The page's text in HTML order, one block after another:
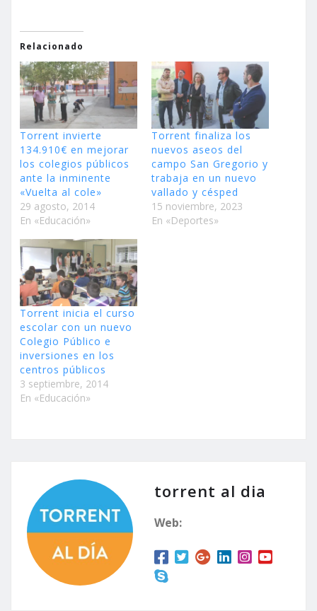
Relacionado
Torrent invierte
134.910€ en mejorar
los colegios públicos
ante la inminente
«Vuelta al cole»
29 agosto, 2014
En «Educación»
Torrent finaliza los
nuevos aseos del
campo San Gregorio y
trabaja en un nuevo
vallado y césped
15 noviembre, 2023
En «Deportes»
Torrent inicia el curso
escolar con un nuevo
Colegio Público e
inversiones en los
centros públicos
3 septiembre, 2014
En «Educación»
torrent al dia
Web: